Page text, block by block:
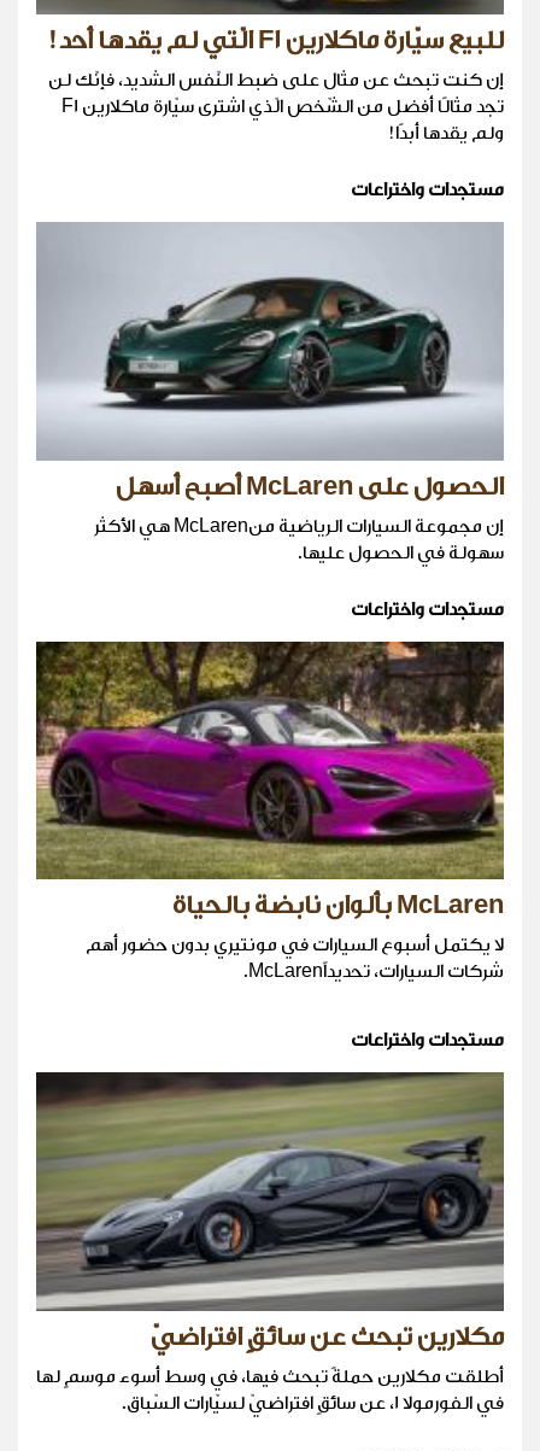
للبيع سيّارة ماكلارين F1 الّتي لم يقدها أحد!
إن كنت تبحث عن مثال على ضبط النّفس الشديد، فإنّك لن
تجد مثالًا أفضل من الشّخص الّذي اشترى سيّارة ماكلارين F1
ولم يقدها أبدًا!
مستجدات واختراعات
الحصول على McLaren أصبح أسهل
إن مجموعة السيارات الرياضية منMcLaren هي الأكثر
سهولة في الحصول عليها.
مستجدات واختراعات
McLaren بألوان نابضة بالحياة
لا يكتمل أسبوع السيارات في مونتيري بدون حضور أهم
شركات السيارات، تحديداًMcLaren.
مستجدات واختراعات
مكلارين تبحث عن سائقٍ افتراضيّ
أطلقت مكلارين حملةً تبحث فيها، في وسط أسوء موسمٍ لها
في الفورمولا 1، عن سائقٍ افتراضيّ لسيّارات السّباق.